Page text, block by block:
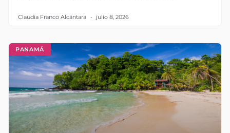
Claudia Franco Alcántara julio 8, 2026
PANAMÁ